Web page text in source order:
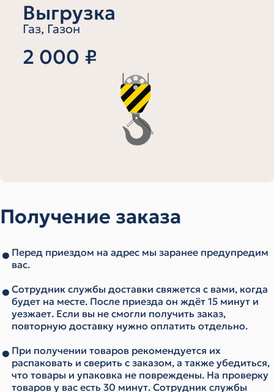
Выгрузка
Газ, Газон
2 000 ₽
Получение заказа
Перед приездом на адрес мы заранее предупредим
вас.
Сотрудник службы доставки свяжется с вами, когда
будет на месте. После приезда он ждёт 15 минут и
уезжает. Если вы не смогли получить заказ,
повторную доставку нужно оплатить отдельно.
При получении товаров рекомендуется их
распаковать и сверить с заказом, а также убедиться,
что товары и упаковка не повреждены. На проверку
товаров у вас есть 30 минут. Сотрудник службы